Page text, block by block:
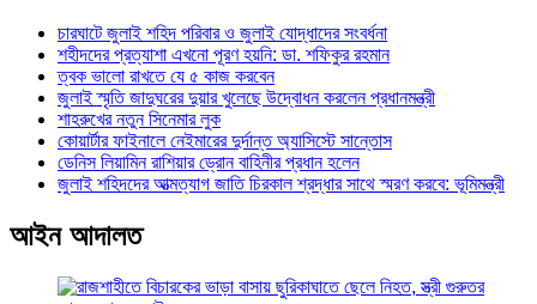
চারঘাটে জুলাই শহিদ পরিবার ও জুলাই যোদ্ধাদের সংবর্ধনা
শহীদদের প্রত্যাশা এখনো পূরণ হয়নি: ডা. শফিকুর রহমান
ত্বক ভালো রাখতে যে ৫ কাজ করবেন
জুলাই স্মৃতি জাদুঘরের দুয়ার খুলেছে উদ্বোধন করলেন প্রধানমন্ত্রী
শাহরুখের নতুন সিনেমার লুক
কোয়ার্টার ফাইনালে নেইমারের দুর্দান্ত অ্যাসিস্টে সান্তোস
ডেনিস লিয়ামিন রাশিয়ার ড্রোন বাহিনীর প্রধান হলেন
জুলাই শহিদদের আত্মত্যাগ জাতি চিরকাল শ্রদ্ধার সাথে স্মরণ করবে: ভূমিমন্ত্রী
আইন আদালত